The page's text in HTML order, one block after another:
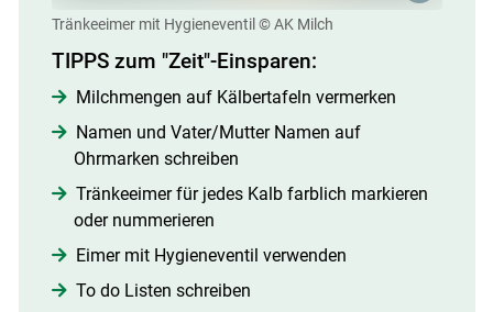
Tränkeeimer mit Hygieneventil © AK Milch
TIPPS zum "Zeit"-Einsparen:
Milchmengen auf Kälbertafeln vermerken
Namen und Vater/Mutter Namen auf
Ohrmarken schreiben
Tränkeeimer für jedes Kalb farblich markieren
oder nummerieren
Eimer mit Hygieneventil verwenden
To do Listen schreiben